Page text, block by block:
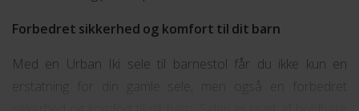
Forbedret sikkerhed og komfort til dit barn
Med en Urban Iki sele til barnestol får du ikke kun en
erstatning for din gamle sele, men også en forbedret